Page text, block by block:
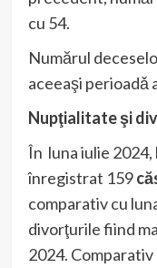
cu 54.
Numărul
aceeaşi perioadǎ
Nupţialitate şi
În luna iulie 2024,
înregistrat 159
comparativ cu
divorţurile fiind
2024.